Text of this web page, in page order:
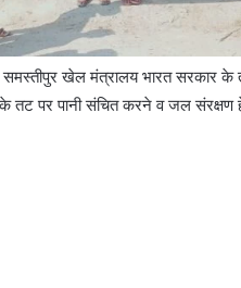
खेल मंत्रालय भारत सरकार के
के तट पर पानी संचित करने व जल